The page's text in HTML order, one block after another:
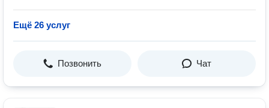
Ещё 26 услуг
Позвонить Чат